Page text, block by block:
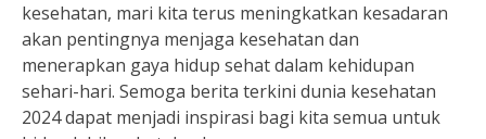
kesehatan, mari kita terus meningkatkan kesadaran
akan pentingnya menjaga kesehatan dan
menerapkan gaya hidup sehat dalam kehidupan
sehari-hari. Semoga berita terkini dunia kesehatan
2024 dapat menjadi inspirasi bagi kita semua untuk